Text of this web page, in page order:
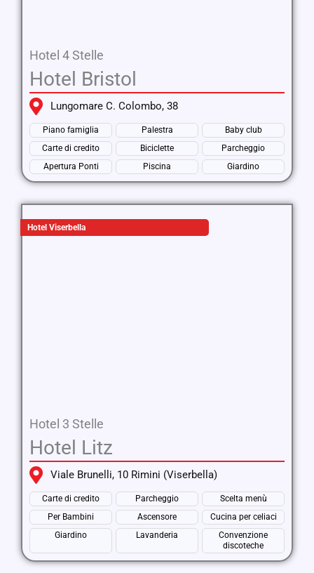
Hotel 4 Stelle
Hotel Bristol
Lungomare C. Colombo, 38
Piano famiglia Palestra
Baby club
Carte di credito
Biciclette
Parcheggio
Apertura Ponti
Piscina Giardino
Hotel Viserbella
Hotel 3 Stelle
Hotel Litz
Viale Brunelli, 10 Rimini (Viserbella)
Carte di credito Parcheggio
Scelta menù
Per Bambini
Ascensore
Cucina per celiaci
Giardino
Lavanderia
Convenzione
discoteche